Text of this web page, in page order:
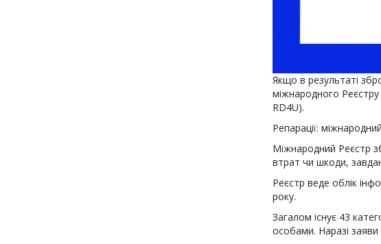
Якщо в результаті
міжнародного Реєстру
RD4U).
Репарації:
Міжнародний Реєстр
втрат чи шкоди,
Реєстр веде облік
року.
Загалом існує 43
особами. Наразі